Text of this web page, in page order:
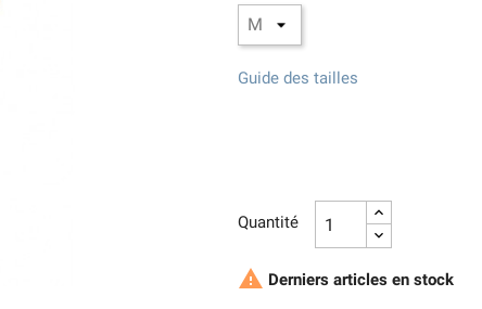
Guide des tailles
Quantité
 Derniers articles en stock